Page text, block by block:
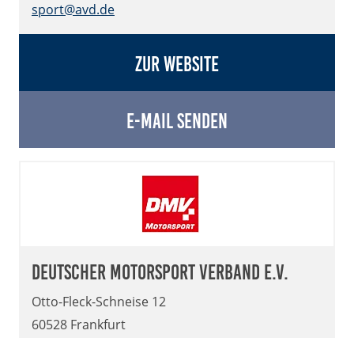
sport@avd.de
Zur Website
E-Mail senden
Deutscher Motorsport Verband e.V.
Otto-Fleck-Schneise 12
60528 Frankfurt